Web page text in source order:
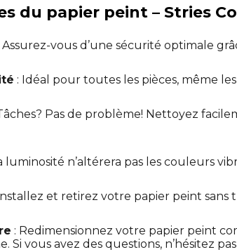
du papier peint – Stries
Assurez-vous d’une sécurité optimale
: Idéal pour toutes les pièces, même
Pas de problème! Nettoyez
luminosité n’altérera pas les couleurs
et retirez votre papier peint sans
: Redimensionnez votre papier peint
vous avez des questions, n’hésitez